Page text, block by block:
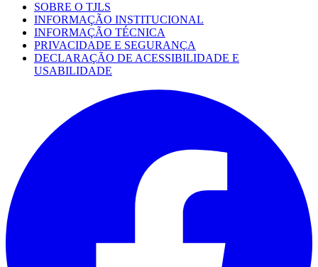
SOBRE O TJLS
INFORMAÇÃO INSTITUCIONAL
INFORMAÇÃO TÉCNICA
PRIVACIDADE E SEGURANÇA
DECLARAÇÃO DE ACESSIBILIDADE E
USABILIDADE